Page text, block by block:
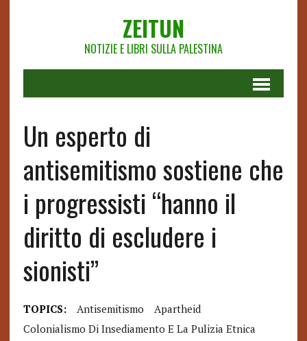
ZEITUN
NOTIZIE E LIBRI SULLA PALESTINA
Un esperto di
antisemitismo sostiene che
i progressisti “hanno il
diritto di escludere i
sionisti”
TOPICS: Antisemitismo
Apartheid
Colonialismo Di Insediamento E La Pulizia Etnica